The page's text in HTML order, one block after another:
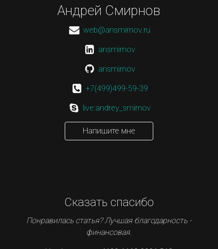
Андрей Смирнов
web@ansmirnov.ru
ansmirnov
ansmirnov
+7(499)499-59-39
live:andrey_smirnov
Напишите мне
Сказать спасибо
Понравилась статья? Лучшая благодарность -
финансовая.